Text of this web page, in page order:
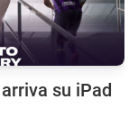
su iPad